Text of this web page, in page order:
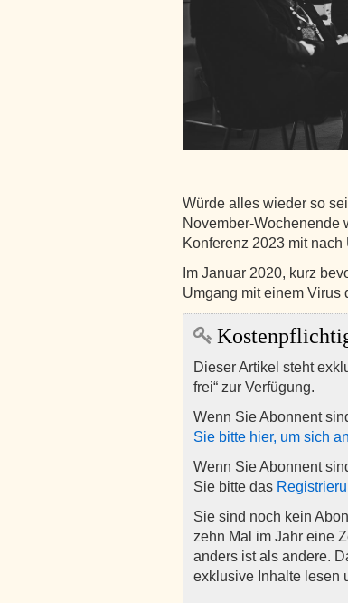
Würde alles wieder so
November-Wochenende
Konferenz 2023 mit nach
Im Januar 2020, kurz
Umgang mit einem Virus
Dieser Artikel steht
frei“ zur Verfügung.
Wenn Sie Abonnent
Sie bitte hier, um sich
Wenn Sie Abonnent
Sie bitte das
Sie sind noch kein
zehn Mal im Jahr eine
anders ist als andere.
exklusive Inhalte lesen